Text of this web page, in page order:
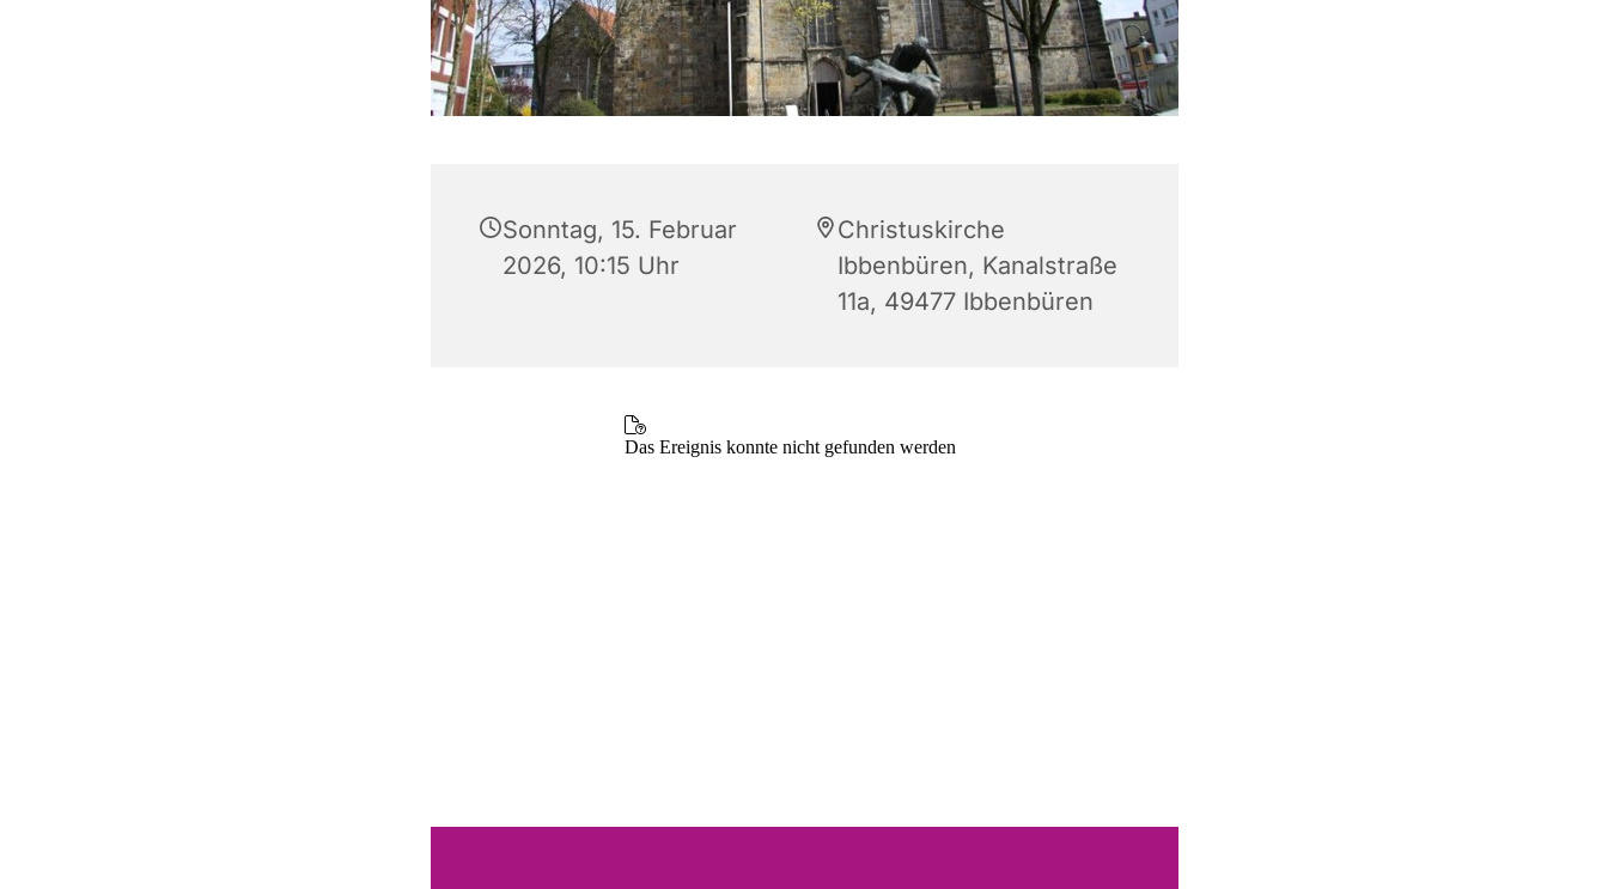
Sonntag, 15. Februar
2026, 10:15 Uhr
Christuskirche
Ibbenbüren, Kanalstraße
11a, 49477 Ibbenbüren